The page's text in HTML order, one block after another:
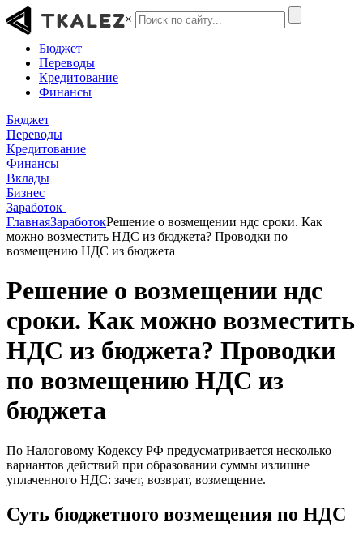
×
Бюджет
Переводы
Кредитование
Финансы
Бюджет
Переводы
Кредитование
Финансы
Вклады
Бизнес
Заработок
ГлавнаяЗаработокРешение о возмещении ндс сроки. Как
можно возместить НДС из бюджета? Проводки по
возмещению НДС из бюджета
Решение о возмещении ндс
сроки. Как можно возместить
НДС из бюджета? Проводки
по возмещению НДС из
бюджета
По Налоговому Кодексу РФ предусматривается несколько
вариантов действий при образовании суммы излишне
уплаченного НДС: зачет, возврат, возмещение.
Суть бюджетного возмещения по НДС